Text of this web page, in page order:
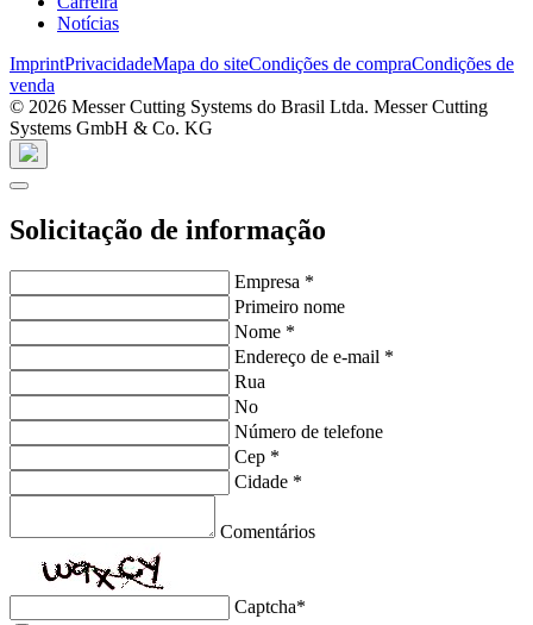
Notícias
ImprintPrivacidadeMapa do siteCondições de compraCondições de
venda
© 2026 Messer Cutting Systems do Brasil Ltda. Messer Cutting
Systems GmbH & Co. KG
Solicitação de informação
Empresa *
Primeiro nome
Nome *
Endereço de e-mail *
Rua
No
Número de telefone
Cep *
Cidade *
Comentários
Captcha*